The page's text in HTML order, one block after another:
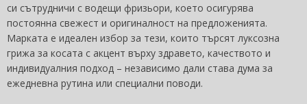
си сътрудничи с водещи фризьори, което осигурява
постоянна свежест и оригиналност на предложенията.
Марката е идеален избор за тези, които търсят луксозна
грижа за косата с акцент върху здравето, качеството и
индивидуалния подход – независимо дали става дума за
ежедневна рутина или специални поводи.